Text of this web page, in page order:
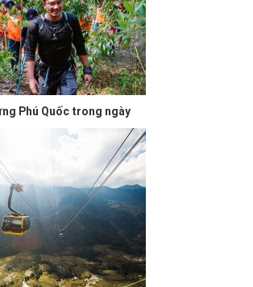
Phú Quốc trong ngày